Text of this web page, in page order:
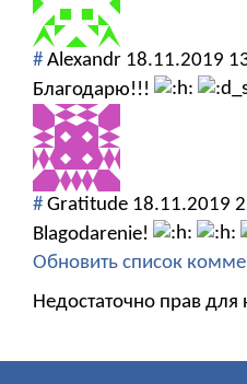
# Alexandr 18.11.2019
Благодарю!!!
# Gratitude 18.11.2019
Blagodarenie!
Обновить список
Недостаточно прав